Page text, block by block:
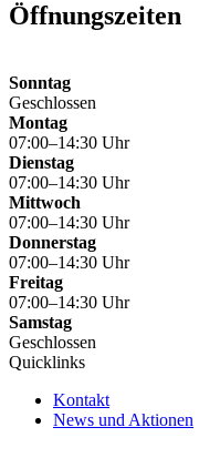
Öffnungszeiten
Sonntag
Geschlossen
Montag
07:00–14:30 Uhr
Dienstag
07:00–14:30 Uhr
Mittwoch
07:00–14:30 Uhr
Donnerstag
07:00–14:30 Uhr
Freitag
07:00–14:30 Uhr
Samstag
Geschlossen
Quicklinks
Kontakt
News und Aktionen